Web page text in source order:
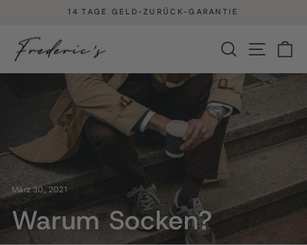
Inhalt
14 TAGE GELD-ZURÜCK-GARANTIE
Suche
März 30, 2021
Warum Socken?